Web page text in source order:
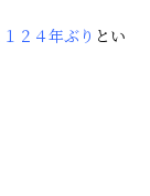
１２４年ぶり とい